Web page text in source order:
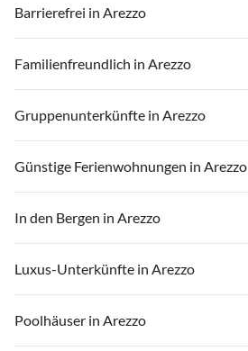
Barrierefrei in Arezzo
Familienfreundlich in Arezzo
Gruppenunterkünfte in Arezzo
Günstige Ferienwohnungen in Arezzo
In den Bergen in Arezzo
Luxus-Unterkünfte in Arezzo
Poolhäuser in Arezzo